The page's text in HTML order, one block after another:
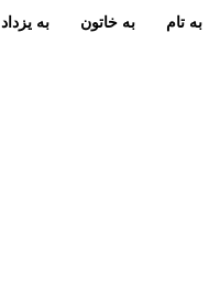
به تام به خاتون به یزداد